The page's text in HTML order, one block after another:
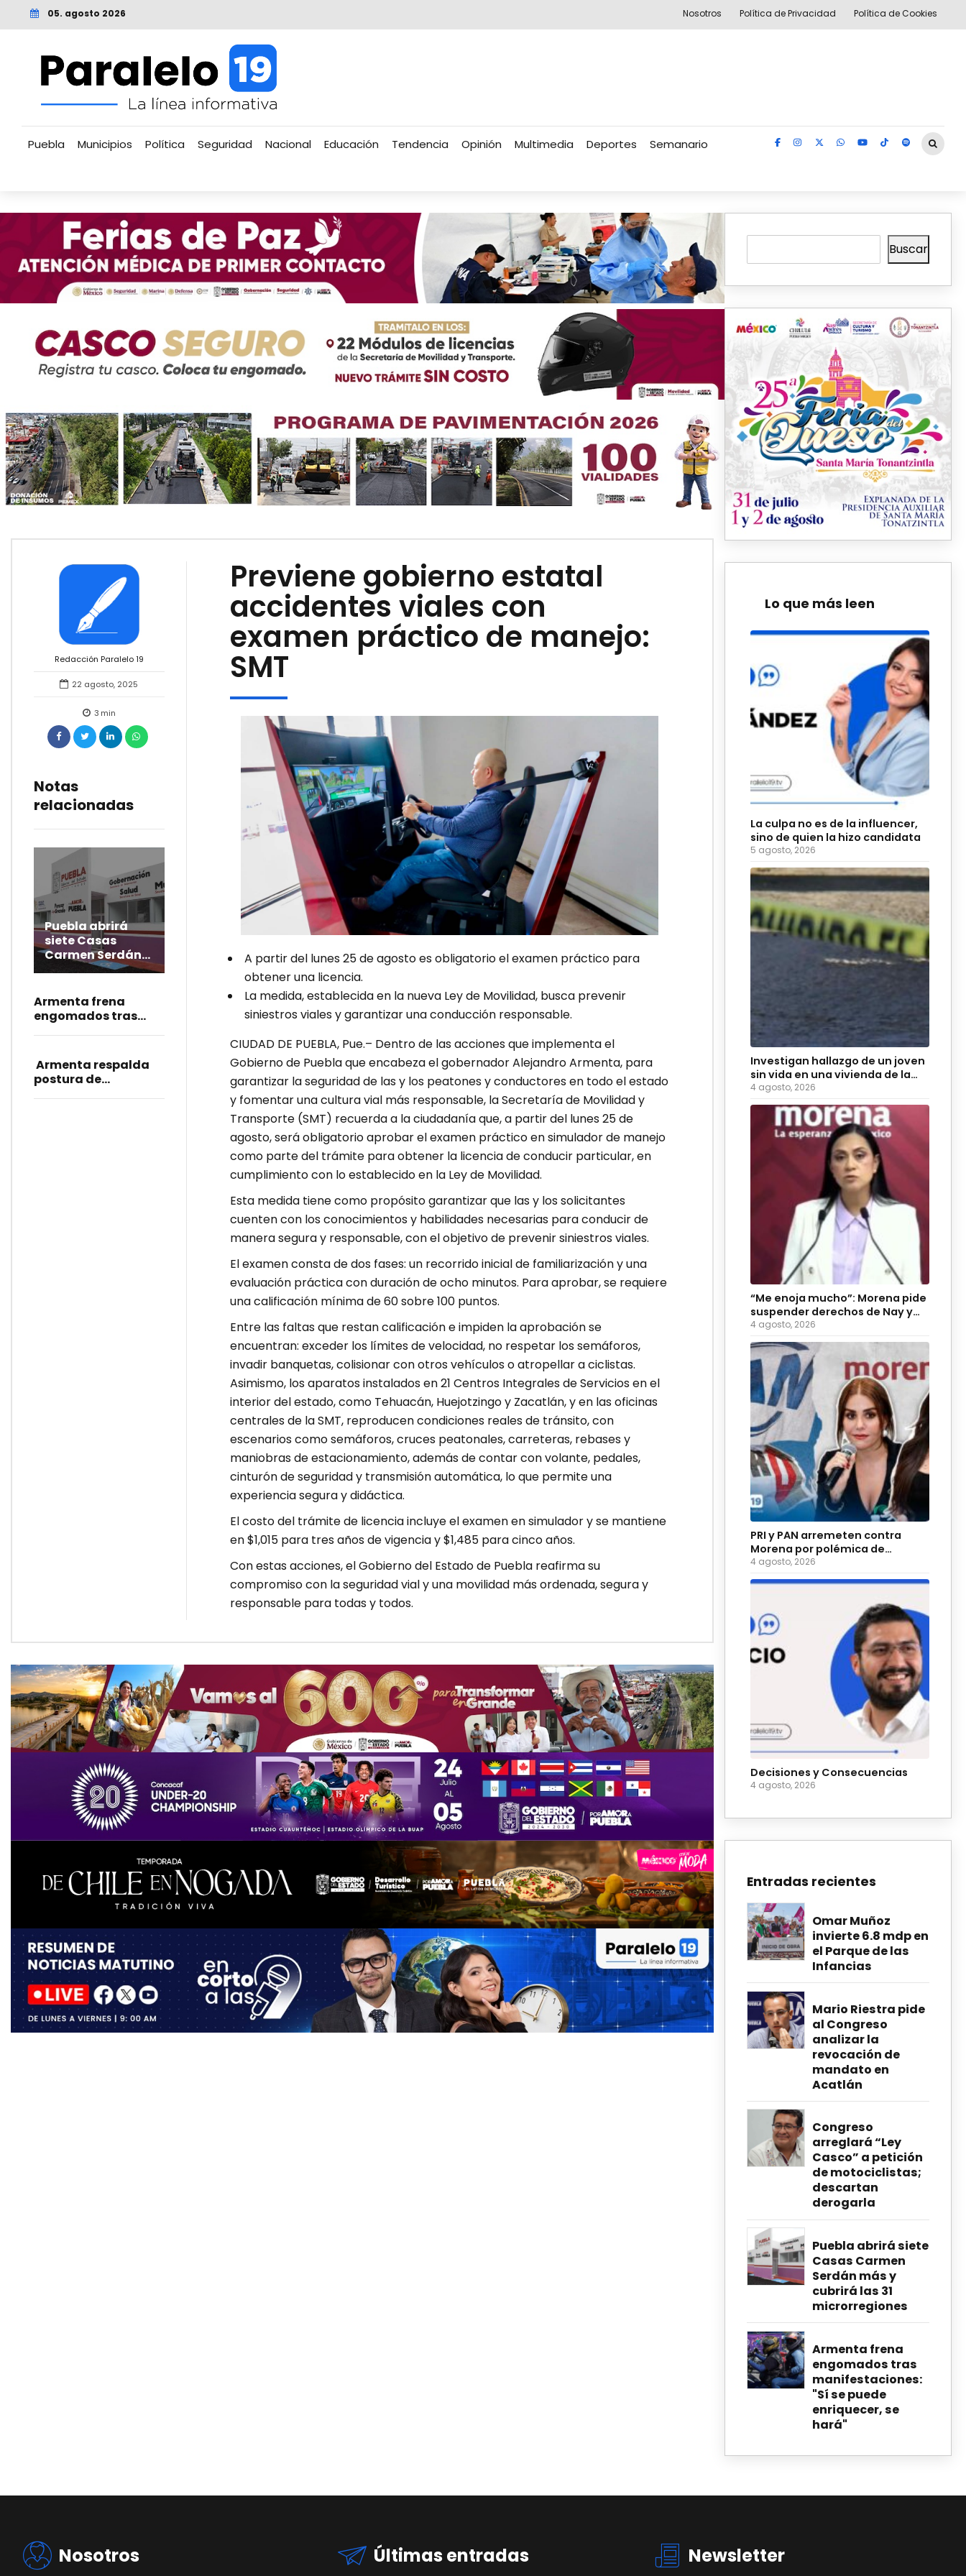
05. agosto 2026 Nosotros Política de Privacidad Política de Cookies
Puebla Municipios Política Seguridad Nacional Educación Tendencia Opinión Multimedia Deportes Semanario
Redacción Paralelo 19
22 agosto, 2025
3 min
Notas
relacionadas
Puebla abrirá
siete Casas
Carmen Serdán
más y cubrirá las
Armenta frena
engomados tras
se hará”
Armenta respalda
postura de
Previene gobierno estatal
accidentes viales con
examen práctico de manejo:
SMT
A partir del lunes 25 de agosto es obligatorio el examen práctico para
obtener una licencia.
La medida, establecida en la nueva Ley de Movilidad, busca prevenir
siniestros viales y garantizar una conducción responsable.
CIUDAD DE PUEBLA, Pue.– Dentro de las acciones que implementa el
Gobierno de Puebla que encabeza el gobernador Alejandro Armenta, para
garantizar la seguridad de las y los peatones y conductores en todo el estado
y fomentar una cultura vial más responsable, la Secretaría de Movilidad y
Transporte (SMT) recuerda a la ciudadanía que, a partir del lunes 25 de
agosto, será obligatorio aprobar el examen práctico en simulador de manejo
como parte del trámite para obtener la licencia de conducir particular, en
cumplimiento con lo establecido en la Ley de Movilidad.
Esta medida tiene como propósito garantizar que las y los solicitantes
cuenten con los conocimientos y habilidades necesarias para conducir de
manera segura y responsable, con el objetivo de prevenir siniestros viales.
El examen consta de dos fases: un recorrido inicial de familiarización y una
evaluación práctica con duración de ocho minutos. Para aprobar, se requiere
una calificación mínima de 60 sobre 100 puntos.
Entre las faltas que restan calificación e impiden la aprobación se
encuentran: exceder los límites de velocidad, no respetar los semáforos,
invadir banquetas, colisionar con otros vehículos o atropellar a ciclistas.
Asimismo, los aparatos instalados en 21 Centros Integrales de Servicios en el
interior del estado, como Tehuacán, Huejotzingo y Zacatlán, y en las oficinas
centrales de la SMT, reproducen condiciones reales de tránsito, con
escenarios como semáforos, cruces peatonales, carreteras, rebases y
maniobras de estacionamiento, además de contar con volante, pedales,
cinturón de seguridad y transmisión automática, lo que permite una
experiencia segura y didáctica.
El costo del trámite de licencia incluye el examen en simulador y se mantiene
en $1,015 para tres años de vigencia y $1,485 para cinco años.
Con estas acciones, el Gobierno del Estado de Puebla reafirma su
compromiso con la seguridad vial y una movilidad más ordenada, segura y
responsable para todas y todos.
Buscar
Lo que más leen
La culpa no es de la influencer,
sino de quien la hizo candidata
5 agosto, 2026
Investigan hallazgo de un joven
sin vida en una vivienda de la
colonia Hidalgo
4 agosto, 2026
“Me enoja mucho”: Morena pide
suspender derechos de Nay y
Palomares
4 agosto, 2026
PRI y PAN arremeten contra
Morena por polémica de
diputadas sobre adultos
mayores
4 agosto, 2026
Decisiones y Consecuencias
4 agosto, 2026
Entradas recientes
Omar Muñoz
invierte 6.8 mdp en
el Parque de las
Infancias
Mario Riestra pide
al Congreso
analizar la
revocación de
mandato en
Acatlán
Congreso
arreglará “Ley
Casco” a petición
de motociclistas;
descartan
derogarla
Puebla abrirá siete
Casas Carmen
Serdán más y
cubrirá las 31
microrregiones
Armenta frena
engomados tras
manifestaciones:
"Sí se puede
enriquecer, se
hará"
Nosotros Últimas entradas Newsletter